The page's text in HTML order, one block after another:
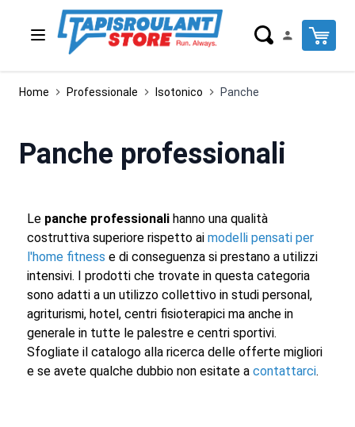
Salta al contenuto
Cart
Home Professionale Isotonico Panche
Panche professionali
Le panche professionali hanno una qualità
costruttiva superiore rispetto ai modelli pensati per
l'home fitness e di conseguenza si prestano a utilizzi
intensivi. I prodotti che trovate in questa categoria
sono adatti a un utilizzo collettivo in studi personal,
agriturismi, hotel, centri fisioterapici ma anche in
generale in tutte le palestre e centri sportivi.
Sfogliate il catalogo alla ricerca delle offerte migliori
e se avete qualche dubbio non esitate a contattarci.